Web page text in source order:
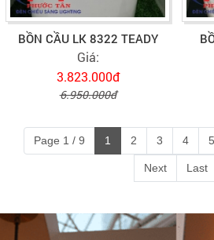
BỒN CẦU LK 8322 TEADY
Giá:
3.823.000đ
6.950.000đ
Page 1 / 9 1 2 3 4 5
Next Last